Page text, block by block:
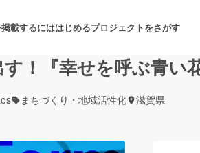
載するにははじめるプロジェクトをさがす
！『幸せを呼ぶ青い
まちづくり・地域活性化 滋賀県